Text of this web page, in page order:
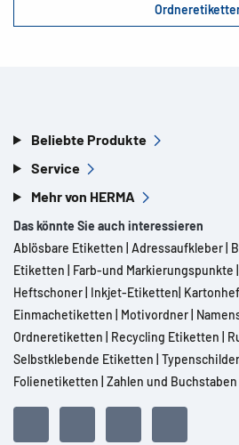
Beliebte Produkte
Service
Mehr von HERMA
Das könnte Sie auch interessieren
Ablösbare Etiketten Adressaufkleber
Etiketten
Farb-und Markierungspunkte
Heftschoner Inkjet-Etiketten
Einmachetiketten
Motivordner
Ordneretiketten
Recycling Etiketten
Selbstklebende Etiketten Typenschilder
Folienetiketten Zahlen und Buchstaben